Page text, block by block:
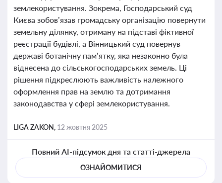
землекористування. Зокрема, Господарський суд
Києва зобов’язав громадську організацію повернути
земельну ділянку, отриману на підставі фіктивної
реєстрації будівлі, а Вінницький суд повернув
державі ботанічну пам’ятку, яка незаконно була
віднесена до сільськогосподарських земель. Ці
рішення підкреслюють важливість належного
оформлення прав на землю та дотримання
законодавства у сфері землекористування.
LIGA ZAKON, 12 жовтня 2025
Повний AI-підсумок дня та статті-джерела
ОЗНАЙОМИТИСЯ